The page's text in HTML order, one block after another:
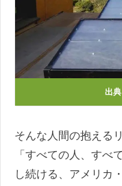
出典
そんな人間の抱える
「すべての人、すべ
し続ける、アメリカ